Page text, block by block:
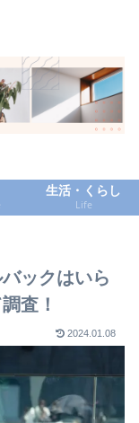
生活・くらし
Life
ックはいら
査！
2024.01.08